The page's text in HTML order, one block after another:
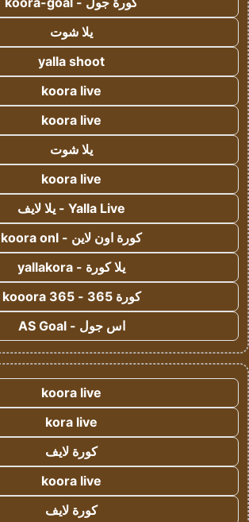
يلا شوت
yalla shoot
koora live
koora live
يلا شوت
koora live
Yalla Live - يلا لايف
كورة اون لاين - koora onl
يلا كورة - yallakora
كورة 365 - kooora 365
اس جول - AS Goal
koora live
kora live
كورة لايف
koora live
كورة لايف